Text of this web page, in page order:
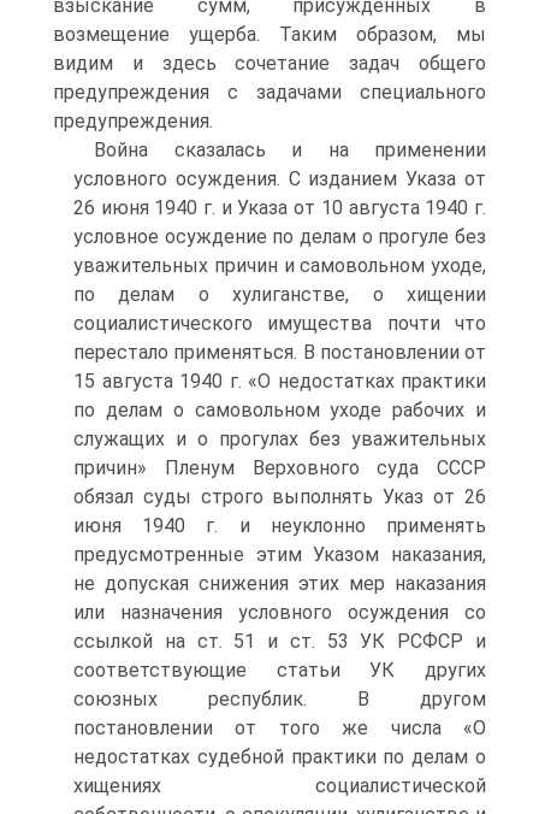
взыскание сумм, присужденных в
возмещение ущерба. Таким образом, мы
видим и здесь сочетание задач общего
предупреждения с задачами специального
предупреждения.
Война сказалась и на применении
условного осуждения. С изданием Указа от
26 июня 1940 г. и Указа от 10 августа 1940 г.
условное осуждение по делам о прогуле без
уважительных причин и самовольном уходе,
по делам о хулиганстве, о хищении
социалистического имущества почти что
перестало применяться. В постановлении от
15 августа 1940 г. «О недостатках практики
по делам о самовольном уходе рабочих и
служащих и о прогулах без уважительных
причин» Пленум Верховного суда СССР
обязал суды строго выполнять Указ от 26
июня 1940 г. и неуклонно применять
предусмотренные этим Указом наказания,
не допуская снижения этих мер наказания
или назначения условного осуждения со
ссылкой на ст. 51 и ст. 53 УК РСФСР и
соответствующие статьи УК других
союзных республик. В другом
постановлении от того же числа «О
недостатках судебной практики по делам о
хищениях социалистической